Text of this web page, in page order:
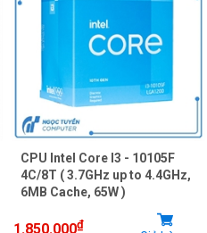
CPU Intel Core I3 - 10105F
4C/8T ( 3.7GHz up to 4.4GHz,
6MB Cache, 65W )
1.850.000₫